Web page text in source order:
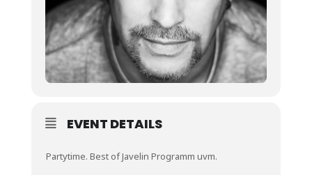
EVENT DETAILS
Partytime. Best of Javelin Programm uvm.